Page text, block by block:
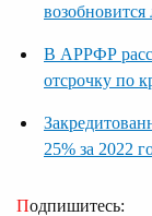
возобновится
В АРРФР
отсрочку по
25% за 2022
Подпишитесь: